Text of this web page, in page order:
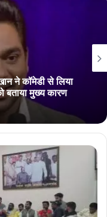
ने कॉमेडी से लिया
बताया मुख्य कारण